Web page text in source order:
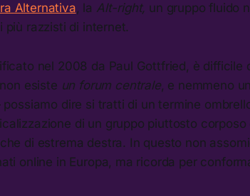
Alternativa, la Alt-right, un gruppo fluido
più razzisti di internet.
nel 2008 da Paul Gottfried, è difficile
esiste un forum centrale, e nemmeno
dire si tratti di un termine
di un gruppo piuttosto
di estrema destra. In questo non
online in Europa, ma ricorda per